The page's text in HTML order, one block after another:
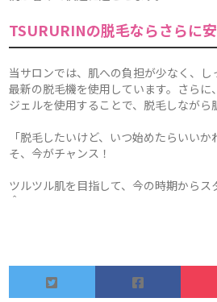
TSURURINの脱毛ならさらに安
当サロンでは、肌への負担が少なく、
最新の脱毛機を使用しています。さら
ジェルを使用することで、脱毛しながら
「脱毛したいけど、いつ始めたらいい
そ、今がチャンス！
ツルツル肌を目指して、今の時期からス
＾